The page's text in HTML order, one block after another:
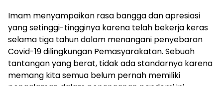
Imam menyampaikan rasa bangga dan apresiasi
yang setinggi-tingginya karena telah bekerja keras
selama tiga tahun dalam menangani penyebaran
Covid-19 dilingkungan Pemasyarakatan. Sebuah
tantangan yang berat, tidak ada standarnya karena
memang kita semua belum pernah memiliki